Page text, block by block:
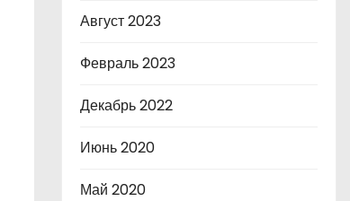
Август 2023
Февраль 2023
Декабрь 2022
Июнь 2020
Май 2020